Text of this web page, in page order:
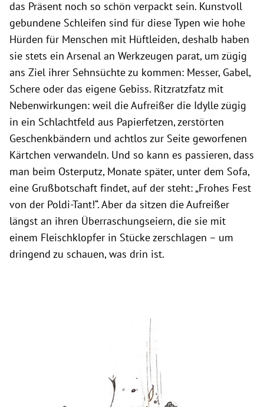
das Präsent noch so schön verpackt sein. Kunstvoll
gebundene Schleifen sind für diese Typen wie hohe
Hürden für Menschen mit Hüftleiden, deshalb haben
sie stets ein Arsenal an Werkzeugen parat, um zügig
ans Ziel ihrer Sehnsüchte zu kommen: Messer, Gabel,
Schere oder das eigene Gebiss. Ritzratzfatz mit
Nebenwirkungen: weil die Aufreißer die Idylle zügig
in ein Schlachtfeld aus Papierfetzen, zerstörten
Geschenkbändern und achtlos zur Seite geworfenen
Kärtchen verwandeln. Und so kann es passieren, dass
man beim Osterputz, Monate später, unter dem Sofa,
eine Grußbotschaft findet, auf der steht: „Frohes Fest
von der Poldi-Tant!“. Aber da sitzen die Aufreißer
längst an ihren Überraschungseiern, die sie mit
einem Fleischklopfer in Stücke zerschlagen – um
dringend zu schauen, was drin ist.